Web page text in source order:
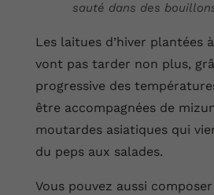
sauté dans des
Les laitues d’hiver plantées
vont pas tarder non plus,
progressive des
être accompagnées de
moutardes asiatiques qui
du peps aux salades.
Vous pouvez aussi